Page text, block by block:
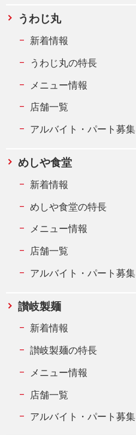
うわじ丸
新着情報
うわじ丸の特長
メニュー情報
店舗一覧
アルバイト・パート募集
めしや食堂
新着情報
めしや食堂の特長
メニュー情報
店舗一覧
アルバイト・パート募集
讃岐製麺
新着情報
讃岐製麺の特長
メニュー情報
店舗一覧
アルバイト・パート募集